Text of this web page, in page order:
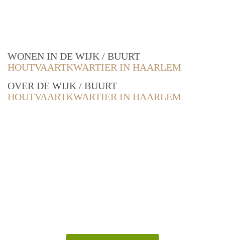
WONEN IN DE WIJK / BUURT
HOUTVAARTKWARTIER IN HAARLEM
OVER DE WIJK / BUURT
HOUTVAARTKWARTIER IN HAARLEM